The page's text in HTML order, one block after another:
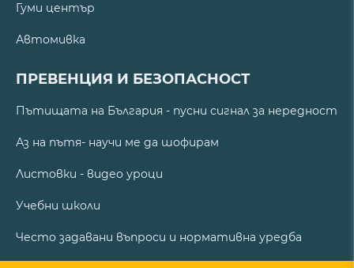
Гуми център
Автомивка
ПРЕВЕНЦИЯ И БЕЗОПАСНОСТ
Пътищата на България - пусни сигнал за нередност
Аз на пътя- научи ме да шофирам
Листовки - видео уроци
Учебни школи
Често задавани въпроси и нормативна уредба